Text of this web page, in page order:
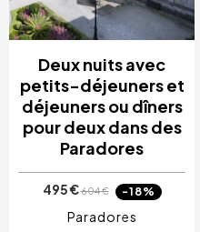
Deux nuits avec
petits-déjeuners et
déjeuners ou dîners
pour deux dans des
Paradores
495 €604 € -18%
Paradores